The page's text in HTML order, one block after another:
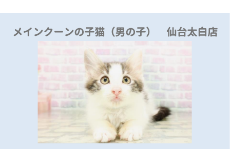
メインクーンの子猫（男の子） 仙台太白店